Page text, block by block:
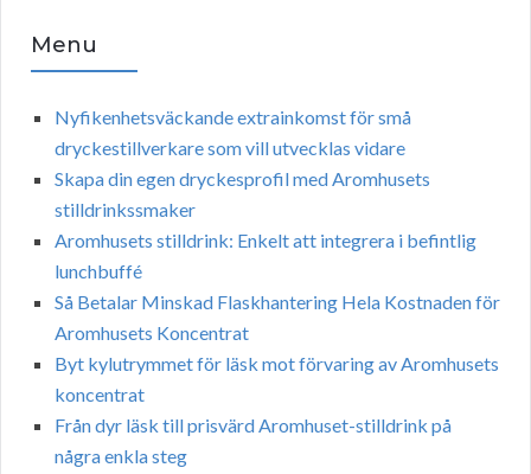
Menu
Nyfikenhetsväckande extrainkomst för små
dryckestillverkare som vill utvecklas vidare
Skapa din egen dryckesprofil med Aromhusets
stilldrinkssmaker
Aromhusets stilldrink: Enkelt att integrera i befintlig
lunchbuffé
Så Betalar Minskad Flaskhantering Hela Kostnaden för
Aromhusets Koncentrat
Byt kylutrymmet för läsk mot förvaring av Aromhusets
koncentrat
Från dyr läsk till prisvärd Aromhuset-stilldrink på
några enkla steg